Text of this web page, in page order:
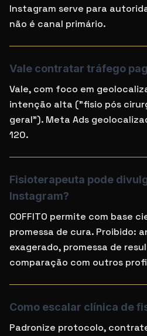
Instagram serve para
não é canal primário.
Vale contratar tráfego
Vale, com foco em
intenção alta ("fisio pós
geral"). Meta Ads
120.
Fisioterapeuta pode
Instagram?
COFFITO permite com base
promessa de cura. Proibido:
exagerado, promessa de
comparação com outros
Como escalar clínica de
Padronize protocolo,